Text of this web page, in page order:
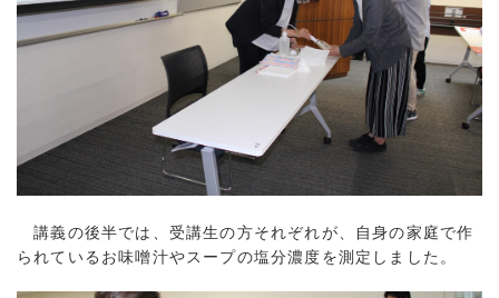
講義の後半では、受講生の方それぞれが、自身の家庭で作
られているお味噌汁やスープの塩分濃度を測定しました。